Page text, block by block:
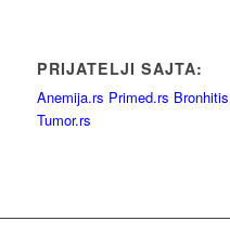
PRIJATELJI SAJTA:
Anemija.rs Primed.rs
Tumor.rs